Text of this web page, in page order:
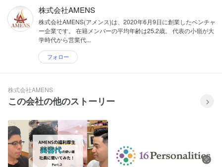
株式会社AMENS
株式会社AMENS(アメンス)は、2020年6月9日に創業したベンチャ
ー企業です。 在籍メンバーの平均年齢は25.2歳。 代表の小嶺が大
学時代から営業代...
フォロー
株式会社AMENS
この会社の他のストーリー